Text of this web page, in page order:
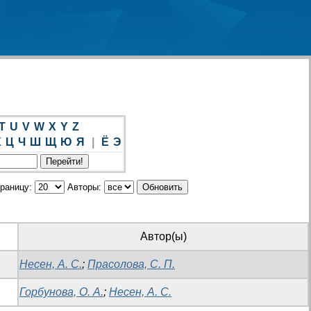
U V W X Y Z
Ц Ч Ш Щ Ю Я Ё Э
Авторы:
Автор(ы)
Несен, А. С.; Прасолова, С. П.
Горбунова, О. А.; Несен, А. С.